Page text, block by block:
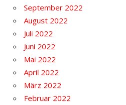
September 2022
August 2022
Juli 2022
Juni 2022
Mai 2022
April 2022
März 2022
Februar 2022